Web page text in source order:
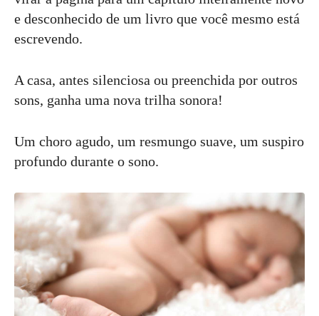
e desconhecido de um livro que você mesmo está
escrevendo.
A casa, antes silenciosa ou preenchida por outros
sons, ganha uma nova trilha sonora!
Um choro agudo, um resmungo suave, um suspiro
profundo durante o sono.